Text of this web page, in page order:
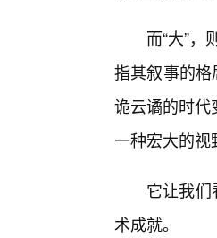
而“大”
指其叙事的
诡云谲的时代
一种宏大的视
它让我
术成就。